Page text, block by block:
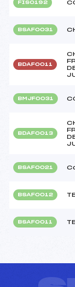
FIS0192
BSAF0031
BDAF0011
BMJF0031
BDAF0013
BSAF0021
BSAF0012
BSAF0011